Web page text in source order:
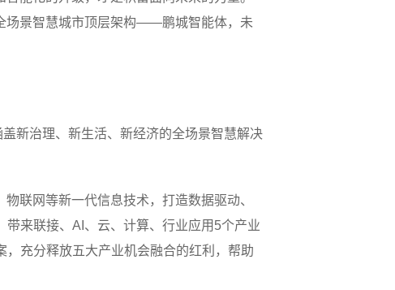
场景智慧城市顶层架构——鹏城智能体，未
新治理、新生活、新经济的全场景智慧解决
联网等新一代信息技术，打造数据驱动、
来联接、AI、云、计算、行业应用5个产业
充分释放五大产业机会融合的红利，帮助